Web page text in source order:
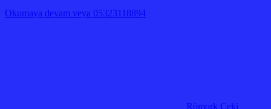
Okumaya devam veya 05323118894
Römork Çeki